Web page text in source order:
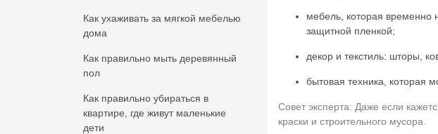
Как ухаживать за мягкой мебелью
дома
Как правильно мыть деревянный
пол
Как правильно убираться в
квартире, где живут маленькие
дети
мебель, которая временно
защитной пленкой;
декор и текстиль: шторы,
бытовая техника, которая
Совет эксперта: Даже если
краски и строительного мусора.